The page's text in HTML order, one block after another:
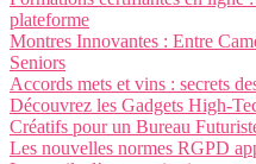
plateforme
Montres Innovantes : Entre
Seniors
Accords mets et vins : secrets
Découvrez les Gadgets High-
Créatifs pour un Bureau
Les nouvelles normes RGPD